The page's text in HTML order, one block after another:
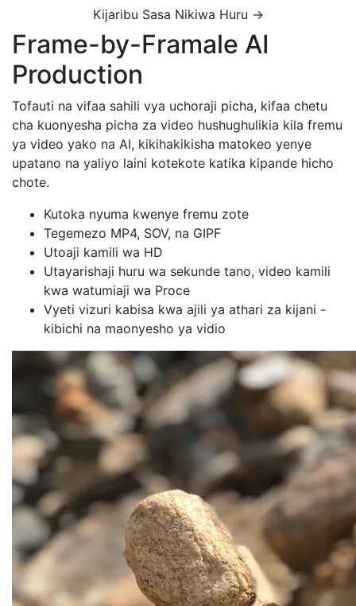
Kijaribu Sasa Nikiwa Huru →
Frame-by-Framale AI
Production
Tofauti na vifaa sahili vya uchoraji picha, kifaa chetu
cha kuonyesha picha za video hushughulikia kila fremu
ya video yako na AI, kikihakikisha matokeo yenye
upatano na yaliyo laini kotekote katika kipande hicho
chote.
Kutoka nyuma kwenye fremu zote
Tegemezo MP4, SOV, na GIPF
Utoaji kamili wa HD
Utayarishaji huru wa sekunde tano, video kamili
kwa watumiaji wa Proce
Vyeti vizuri kabisa kwa ajili ya athari za kijani -
kibichi na maonyesho ya vidio